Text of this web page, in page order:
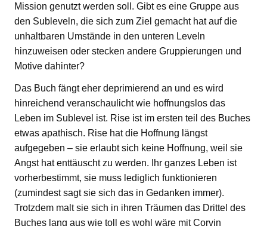
Mission genutzt werden soll. Gibt es eine Gruppe aus
den Subleveln, die sich zum Ziel gemacht hat auf die
unhaltbaren Umstände in den unteren Leveln
hinzuweisen oder stecken andere Gruppierungen und
Motive dahinter?
Das Buch fängt eher deprimierend an und es wird
hinreichend veranschaulicht wie hoffnungslos das
Leben im Sublevel ist. Rise ist im ersten teil des Buches
etwas apathisch. Rise hat die Hoffnung längst
aufgegeben – sie erlaubt sich keine Hoffnung, weil sie
Angst hat enttäuscht zu werden. Ihr ganzes Leben ist
vorherbestimmt, sie muss lediglich funktionieren
(zumindest sagt sie sich das in Gedanken immer).
Trotzdem malt sie sich in ihren Träumen das Drittel des
Buches lang aus wie toll es wohl wäre mit Corvin